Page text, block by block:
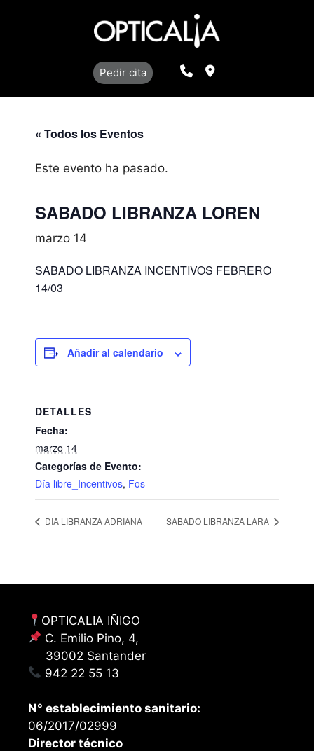
Pedir cita LlamarLocalización
« Todos los Eventos
Este evento ha pasado.
SABADO LIBRANZA LOREN
marzo 14
SABADO LIBRANZA INCENTIVOS FEBRERO
14/03
Añadir al calendario
DETALLES
Fecha:
marzo 14
Categorías de Evento:
Día libre_Incentivos, Fos
DIA LIBRANZA ADRIANA SABADO LIBRANZA LARA
OPTICALIA IÑIGO
C. Emilio Pino, 4,
39002 Santander
942 22 55 13
N° establecimiento sanitario:
06/2017/02999
Director técnico